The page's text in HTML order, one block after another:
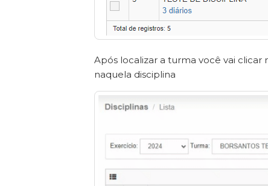
Após localizar a turma você vai clicar
naquela disciplina